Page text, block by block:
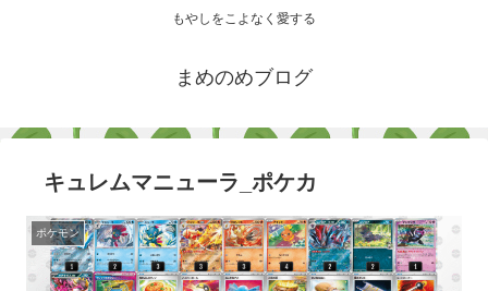
もやしをこよなく愛する
まめのめブログ
キュレムマニューラ_ポケカ
ポケモン